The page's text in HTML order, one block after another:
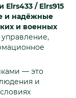
/ Elrs915
и надёжные
и военных
— это
и